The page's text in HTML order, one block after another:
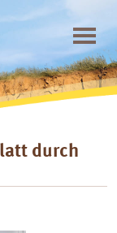
durch